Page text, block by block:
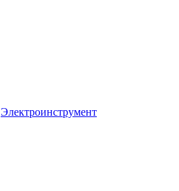
Электроинструмент